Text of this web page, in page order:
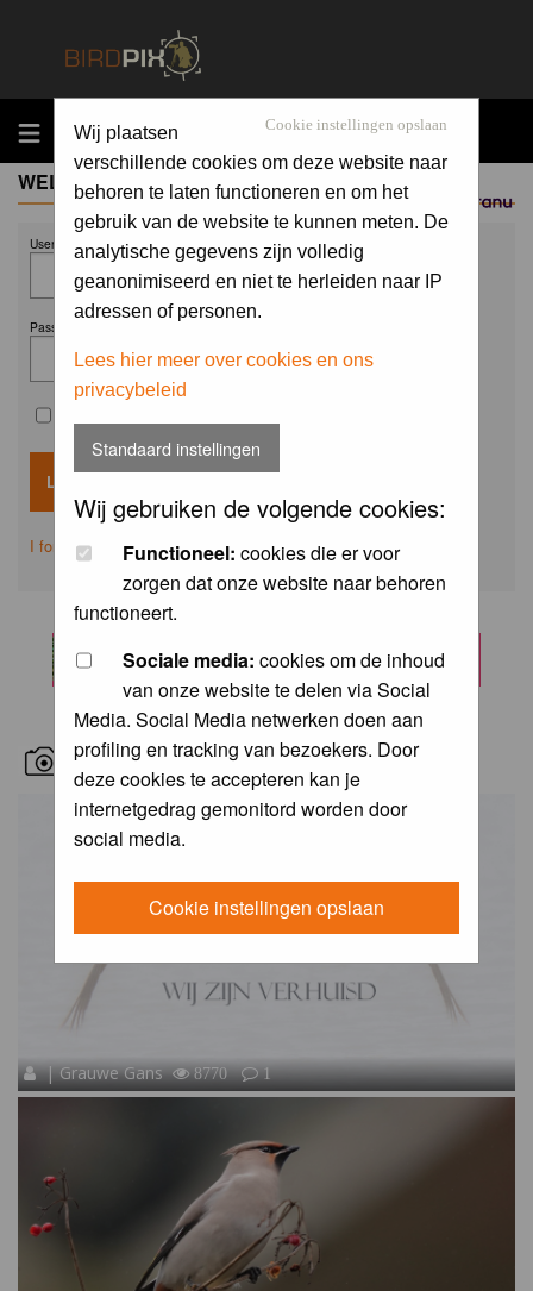
MENU
Sponsored by
Cookie instellingen opslaan
Wij plaatsen
verschillende cookies om deze website naar
behoren te laten functioneren en om het
gebruik van de website te kunnen meten. De
analytische gegevens zijn volledig
geanonimiseerd en niet te herleiden naar IP
adressen of personen.
Lees hier meer over cookies en ons
privacybeleid
Standaard instellingen
Wij gebruiken de volgende cookies:
Functioneel: cookies die er voor
zorgen dat onze website naar behoren
functioneert.
Sociale media: cookies om de inhoud
van onze website te delen via Social
Media. Social Media netwerken doen aan
profiling en tracking van bezoekers. Door
deze cookies te accepteren kan je
internetgedrag gemonitord worden door
social media.
Cookie instellingen opslaan
WELCOME GUEST
Username:
Password:
I forgot my password
RECENT BIRD PICS
| Grauwe Gans 8770 1